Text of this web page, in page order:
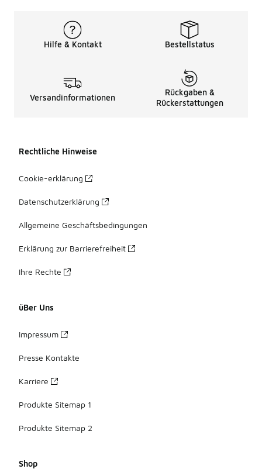
Hilfe & Kontakt Bestellstatus
Versandinformationen
Rückgaben &
Rückerstattungen
Rechtliche Hinweise
Cookie-erklärung
Datenschutzerklärung
Allgemeine Geschäftsbedingungen
Erklärung zur Barrierefreiheit
Ihre Rechte
üBer Uns
Impressum
Presse Kontakte
Karriere
Produkte Sitemap 1
Produkte Sitemap 2
Shop